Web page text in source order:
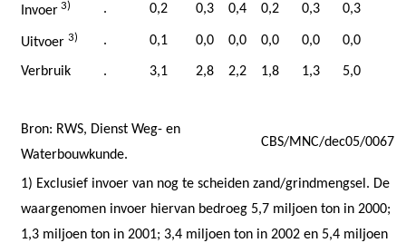
Invoer 3) . 0,2 0,3 0,4 0,2 0,3 0,3
Uitvoer 3) . 0,1 0,0 0,0 0,0 0,0 0,0
Verbruik . 3,1 2,8 2,2 1,8 1,3 5,0
Bron: RWS, Dienst Weg- en
Waterbouwkunde.
CBS/MNC/dec05/0067
1) Exclusief invoer van nog te scheiden zand/grindmengsel. De
waargenomen invoer hiervan bedroeg 5,7 miljoen ton in 2000;
1,3 miljoen ton in 2001; 3,4 miljoen ton in 2002 en 5,4 miljoen